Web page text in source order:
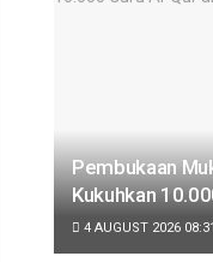
Pembukaan
Kukuhkan
4 AUGUST 2026 08:31